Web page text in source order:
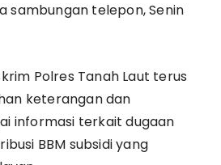
sambungan telepon, Senin
Polres Tanah Laut terus
keterangan dan
informasi terkait dugaan
BBM subsidi yang